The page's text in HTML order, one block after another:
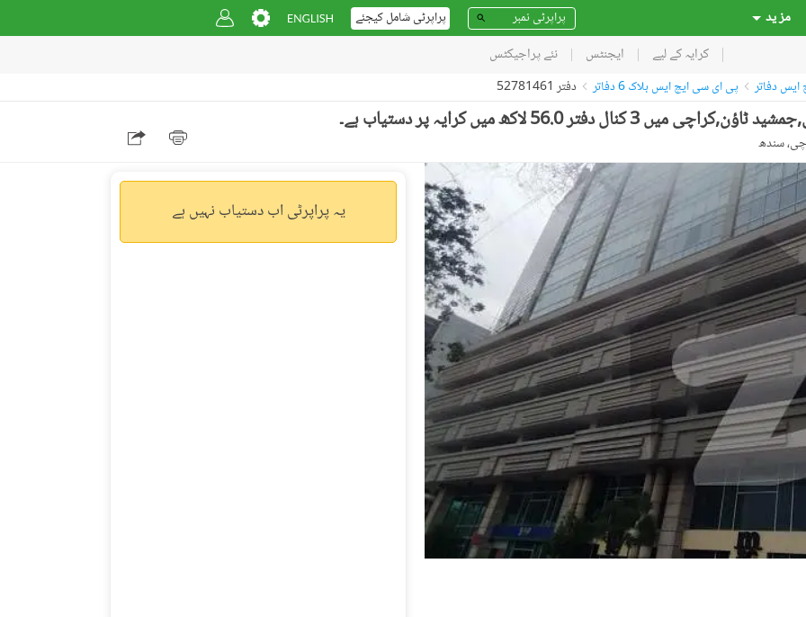
مز ید پراپرٹی شامل کیجئے
کرایہ کے لیے ایجنٹس نئے پراجیکٹس
دفاتر پی ای سی ایچ ایس بلاک 6 دفاتر دفتر 52781461
یہ پراپرٹی اب دستیاب نہیں ہے